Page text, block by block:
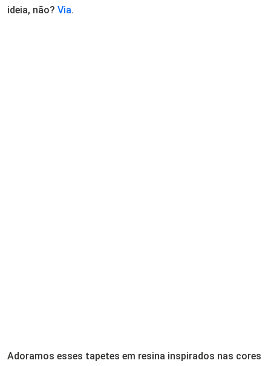
ideia, não? Via.
Adoramos esses tapetes em resina inspirados nas cores